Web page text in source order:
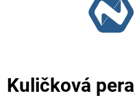
Kuličková pera